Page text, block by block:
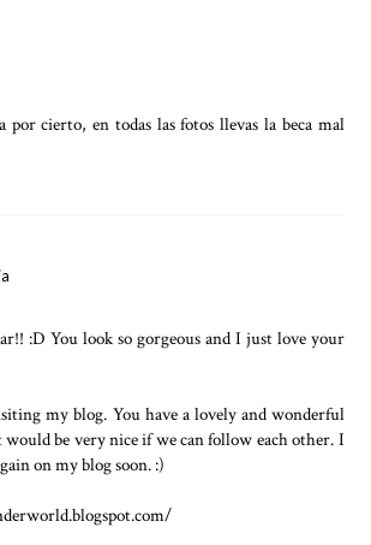
cierto, en todas las fotos llevas la beca mal
:D You look so gorgeous and I just love your
my blog. You have a lovely and wonderful
be very nice if we can follow each other. I
on my blog soon. :)